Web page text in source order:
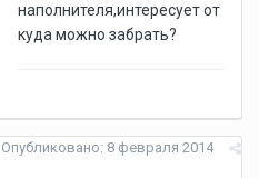
наполнителя,интересует от
куда можно забрать?
Опубликовано: 8 февраля 2014